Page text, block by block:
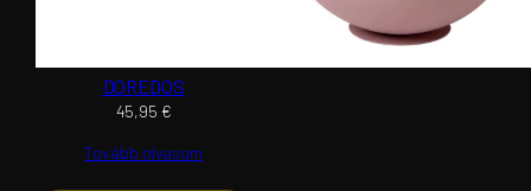
DOREDOS
45,95 €
Tovább olvasom